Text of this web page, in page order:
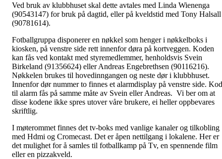
Ved bruk av klubbhuset skal dette avtales med Linda Wienenga
(90543147) for bruk på dagtid, eller på kveldstid med Tony Halsall
(90781614).
Fotballgruppa disponerer en nøkkel som henger i nøkkelboks i
kiosken, på venstre side rett innenfor døra på kortveggen. Koden
kan fås ved kontakt med styremedlemmer, henholdsvis Svein
Birkeland (91356624) eller Andreas Engebrethsen (90116216).
Nøkkelen brukes til hovedinngangen og neste dør i klubbhuset.
Innenfor dør nummer to finnes et alarmdisplay på venstre side.
til alarm fås på samme måte av Svein eller Andreas. Vi ber om at
disse kodene ikke spres utover våre brukere, ei heller oppbevares
skriftlig.
I møterommet finnes det tv-boks med vanlige kanaler og tilkobling
med Hdmi og Cromecast. Det er åpen nettilgang i lokalene. Her er
det mulighet for å samles til fotballkamp på Tv, en spennende film
eller en pizzakveld.